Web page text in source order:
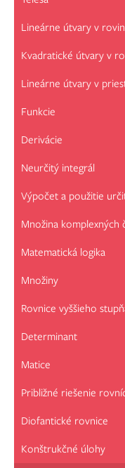
Lineárne útvary v
Kvadratické útvary v
Lineárne útvary v
Funkcie
Derivácie
Neurčitý integrál
Výpočet a použitie
Množina komplexných
Matematická logika
Množiny
Rovnice vyššieho
Determinant
Matice
Približné riešenie
Diofantické rovnice
Konštrukčné úlohy